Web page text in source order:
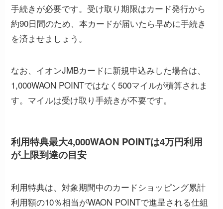
手続きが必要です。受け取り期限はカード発行から
約90日間のため、本カードが届いたら早めに手続き
を済ませましょう。
なお、イオンJMBカードに新規申込みした場合は、
1,000WAON POINTではなく500マイルが積算されま
す。マイルは受け取り手続きが不要です。
利用特典最大4,000WAON POINTは4万円利用
が上限到達の目安
利用特典は、対象期間中のカードショッピング累計
利用額の10％相当がWAON POINTで進呈される仕組